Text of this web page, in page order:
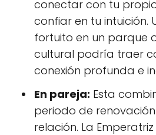
conectar con tu
confiar en tu intuición.
fortuito en un parque
cultural podría traer
conexión profunda e
En pareja: Esta
periodo de
relación. La